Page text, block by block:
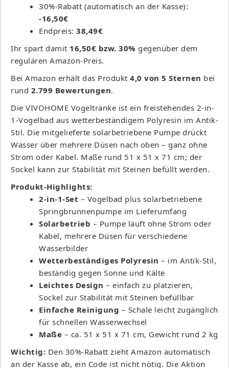
30%-Rabatt (automatisch an der Kasse):
-16,50€
Endpreis: 38,49€
Ihr spart damit 16,50€ bzw. 30% gegenüber dem
regulären Amazon-Preis.
Bei Amazon erhält das Produkt 4,0 von 5 Sternen bei
rund 2.799 Bewertungen.
Die VIVOHOME Vogeltränke ist ein freistehendes 2-in-
1-Vogelbad aus wetterbeständigem Polyresin im Antik-
Stil. Die mitgelieferte solarbetriebene Pumpe drückt
Wasser über mehrere Düsen nach oben – ganz ohne
Strom oder Kabel. Maße rund 51 x 51 x 71 cm; der
Sockel kann zur Stabilität mit Steinen befüllt werden.
Produkt-Highlights:
2-in-1-Set – Vogelbad plus solarbetriebene
Springbrunnenpumpe im Lieferumfang
Solarbetrieb – Pumpe läuft ohne Strom oder
Kabel, mehrere Düsen für verschiedene
Wasserbilder
Wetterbeständiges Polyresin – im Antik-Stil,
beständig gegen Sonne und Kälte
Leichtes Design – einfach zu platzieren,
Sockel zur Stabilität mit Steinen befüllbar
Einfache Reinigung – Schale leicht zugänglich
für schnellen Wasserwechsel
Maße – ca. 51 x 51 x 71 cm, Gewicht rund 2 kg
Wichtig: Den 30%-Rabatt zieht Amazon automatisch
an der Kasse ab, ein Code ist nicht nötig. Die Aktion